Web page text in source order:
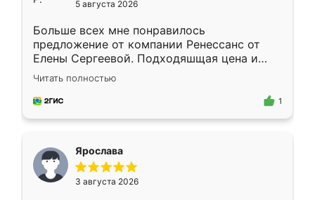
5 августа 2026
Больше всех мне понравилось
предложение от компании Ренессанс от
Елены Сергеевой. Подходяшщая цена и
короткие сроки изготовления. Приехавший
для замера сотрудник Владислав
предложил по моему эскизу самый
Читать полностью
1
Ярослава
3 августа 2026